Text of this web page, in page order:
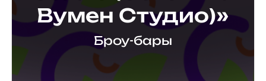
Вумен Студио)»
Броу-бары